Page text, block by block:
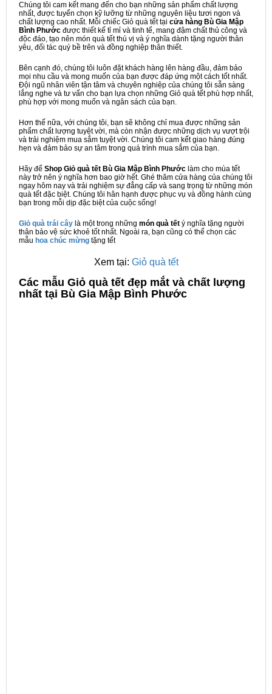
Chúng tôi cam kết mang đến cho bạn những sản phẩm chất lượng
nhất, được tuyển chọn kỹ lưỡng từ những nguyên liệu tươi ngon và
chất lượng cao nhất. Mỗi chiếc Giỏ quà tết tại cửa hàng Bù Gia Mập
Bình Phước được thiết kế tỉ mỉ và tinh tế, mang đậm chất thủ công và
độc đáo, tạo nên món quà tết thú vị và ý nghĩa dành tặng người thân
yêu, đối tác quý bề trên và đồng nghiệp thân thiết.
Bên cạnh đó, chúng tôi luôn đặt khách hàng lên hàng đầu, đảm bảo
mọi nhu cầu và mong muốn của bạn được đáp ứng một cách tốt nhất.
Đội ngũ nhân viên tận tâm và chuyên nghiệp của chúng tôi sẵn sàng
lắng nghe và tư vấn cho bạn lựa chọn những Giỏ quà tết phù hợp nhất,
phù hợp với mong muốn và ngân sách của bạn.
Hơn thế nữa, với chúng tôi, bạn sẽ không chỉ mua được những sản
phẩm chất lượng tuyệt vời, mà còn nhận được những dịch vụ vượt trội
và trải nghiệm mua sắm tuyệt vời. Chúng tôi cam kết giao hàng đúng
hẹn và đảm bảo sự an tâm trong quá trình mua sắm của bạn.
Hãy để Shop Giỏ quà tết Bù Gia Mập Bình Phước làm cho mùa tết
này trở nên ý nghĩa hơn bao giờ hết. Ghé thăm cửa hàng của chúng tôi
ngay hôm nay và trải nghiệm sự đẳng cấp và sang trọng từ những món
quà tết đặc biệt. Chúng tôi hân hạnh được phục vụ và đồng hành cùng
bạn trong mỗi dịp đặc biệt của cuộc sống!
Giỏ quà trái cây là một trong những món quà tết ý nghĩa tặng người
thân bảo vệ sức khoẻ tốt nhất. Ngoài ra, bạn cũng có thể chọn các
mẫu hoa chúc mừng tặng tết
Xem tại: Giỏ quà tết
Các mẫu Giỏ quà tết đẹp mắt và chất lượng
nhất tại Bù Gia Mập Bình Phước